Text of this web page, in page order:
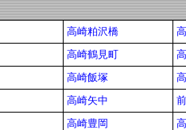
高崎粕沢橋
高崎鶴見町
高崎飯塚
高崎矢中
高崎豊岡